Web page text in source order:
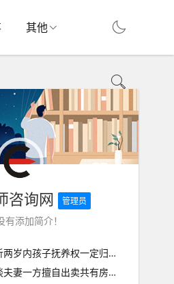
其他
咨询网 管理员
有添加简介！
内孩子抚养权一定归女方吗
方擅自出卖共有房屋如何维权